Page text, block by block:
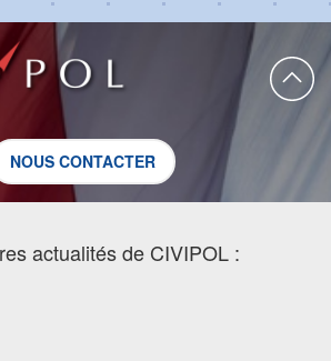
NOUS CONTACTER
actualités de CIVIPOL :